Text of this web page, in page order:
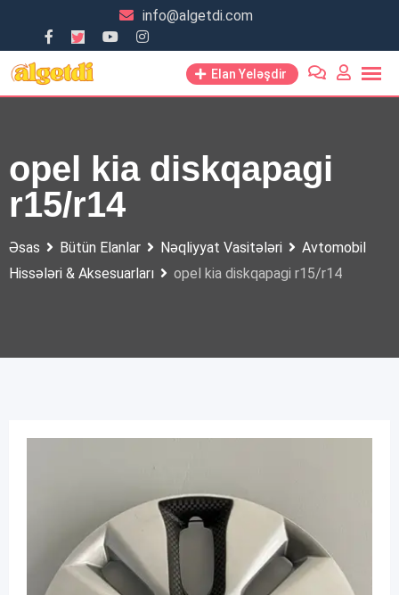
content
info@algetdi.com
Elan Yeləşdir
opel kia diskqapagi
r15/r14
Əsas Bütün Elanlar Nəqliyyat Vasitələri
Avtomobil
Hissələri & Aksesuarları
opel kia diskqapagi r15/r14